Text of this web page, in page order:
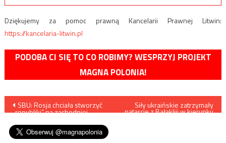
Dziękujemy za pomoc prawną Kancelarii Prawnej Litwin:
https://kancelaria-litwin.pl
PODOBA CI SIĘ TO CO ROBIMY? WESPRZYJ PROJEKT
MAGNA POLONIA!
Nawigacja
wpisu
SBU: Rosja chciała stworzyć
„republiki” na zachodniej
Siły ukraińskie zatrzymały
natarcie z Bałakliji w kierunku